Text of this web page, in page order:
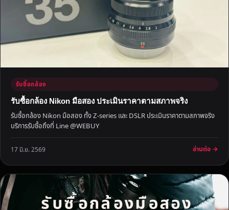
อ
ม
ไ
ป
า
ย
น
ดี
รับซื้อกล้อง
รับซื้อกล้อง Nikon มือสอง ประเมินราคาตามสภาพจริง
รับซื้อกล้อง Nikon มือสอง ทั้ง Z-series และ DSLR ประเมินราคาตามสภาพจริง
บริการรับซื้อถึงที่ Line @WEBUY
17 มิ.ย. 2569 อ่านต่อ →